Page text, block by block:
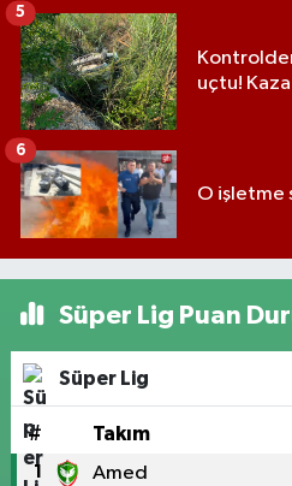
uçtu!
5
O işletme
6
Süper Lig Puan
Süper Lig
# Takım
1 Amed